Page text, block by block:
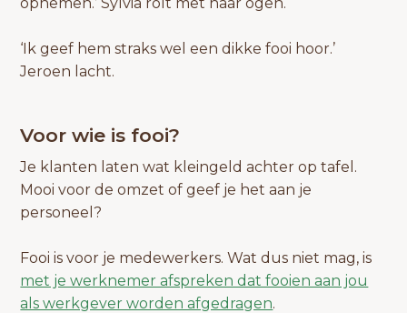
‘Ik geef hem straks wel een dikke fooi hoor.’
Jeroen lacht.
Voor wie is fooi?
Je klanten laten wat kleingeld achter op tafel.
Mooi voor de omzet of geef je het aan je
personeel?
Fooi is voor je medewerkers. Wat dus niet mag, is
met je werknemer afspreken dat fooien aan jou
als werkgever worden afgedragen.